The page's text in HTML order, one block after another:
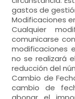
gastos de
Modificaciones
Cualquier
comunicarse
modificaciones
no se realizará
reducción del
Cambio de
cambio de